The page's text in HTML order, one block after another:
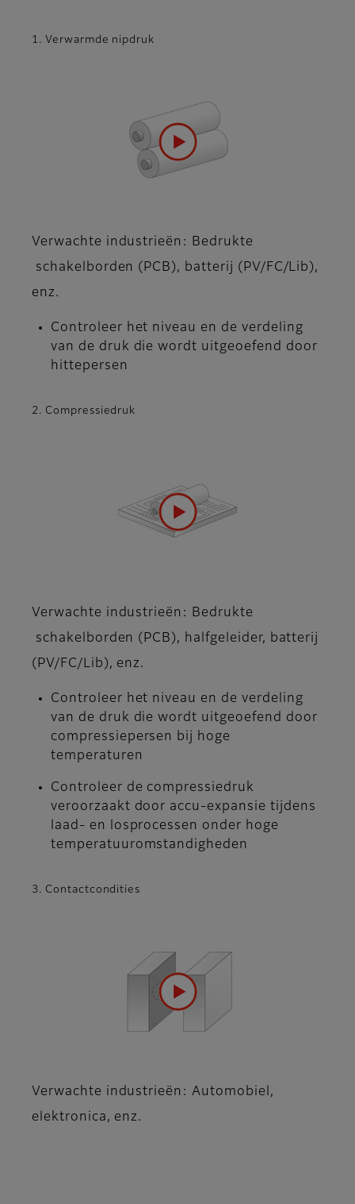
1. Verwarmde nipdruk
Verwachte industrieën: Bedrukte
schakelborden (PCB), batterij (PV/FC/Lib),
enz.
Controleer het niveau en de verdeling
van de druk die wordt uitgeoefend door
hittepersen
2. Compressiedruk
Verwachte industrieën: Bedrukte
schakelborden (PCB), halfgeleider, batterij
(PV/FC/Lib), enz.
Controleer het niveau en de verdeling
van de druk die wordt uitgeoefend door
compressiepersen bij hoge
temperaturen
Controleer de compressiedruk
veroorzaakt door accu-expansie tijdens
laad- en losprocessen onder hoge
temperatuuromstandigheden
3. Contactcondities
Verwachte industrieën: Automobiel,
elektronica, enz.